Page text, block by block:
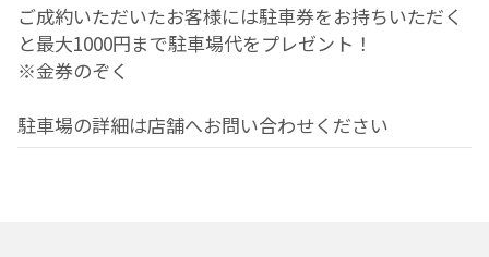
ご成約いただいたお客様には駐車券をお持ちいただく
と最大1000円まで駐車場代をプレゼント！
※金券のぞく
駐車場の詳細は店舗へお問い合わせください